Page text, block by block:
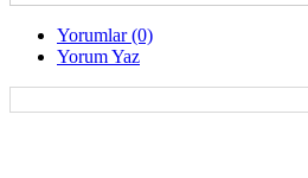
Yorumlar (0)
Yorum Yaz